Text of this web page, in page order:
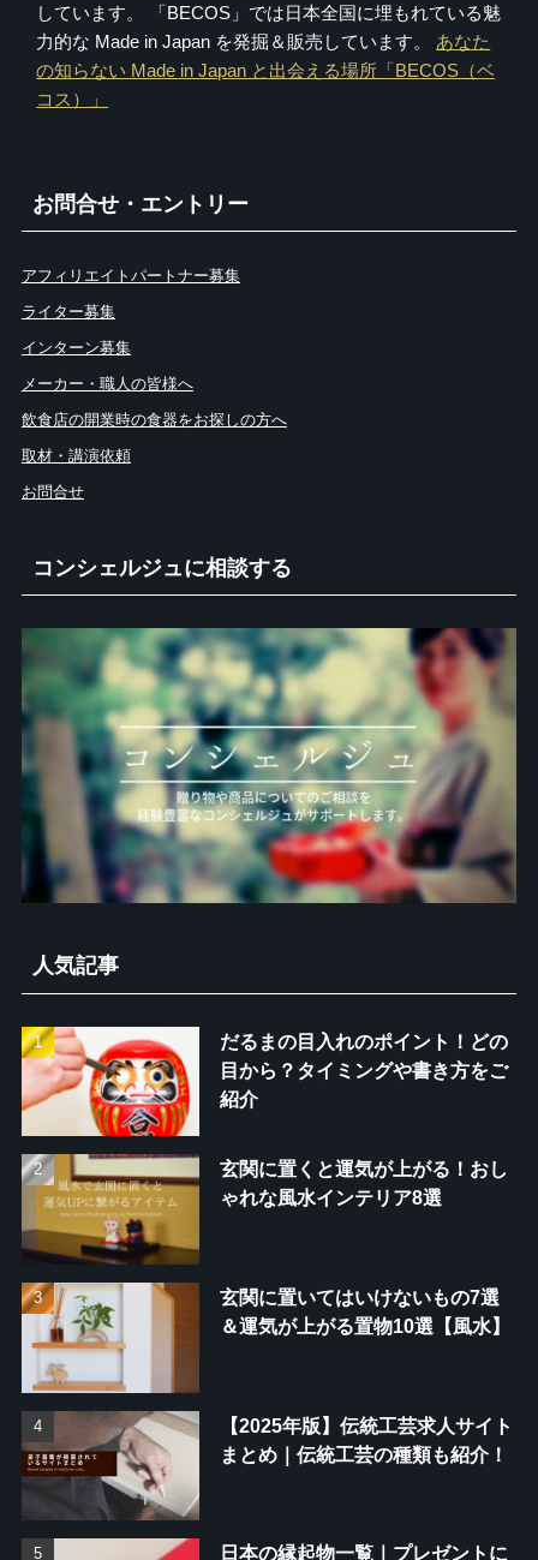
しています。 「BECOS」では日本全国に埋もれている魅
力的な Made in Japan を発掘＆販売しています。 あなた
の知らない Made in Japan と出会える場所「BECOS（ベ
コス）」
お問合せ・エントリー
アフィリエイトパートナー募集
ライター募集
インターン募集
メーカー・職人の皆様へ
飲食店の開業時の食器をお探しの方へ
取材・講演依頼
お問合せ
コンシェルジュに相談する
人気記事
だるまの目入れのポイント！どの
目から？タイミングや書き方をご
紹介
玄関に置くと運気が上がる！おし
ゃれな風水インテリア8選
玄関に置いてはいけないもの7選
＆運気が上がる置物10選【風水】
【2025年版】伝統工芸求人サイト
まとめ｜伝統工芸の種類も紹介！
日本の縁起物一覧｜プレゼントに